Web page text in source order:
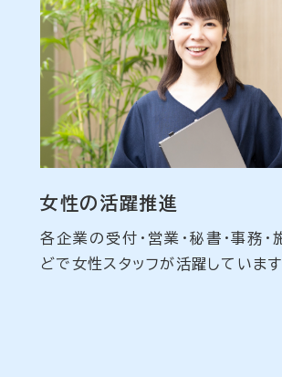
女性の活躍推進
各企業の受付・営業・秘書・事務・
どで女性スタッフが活躍しています